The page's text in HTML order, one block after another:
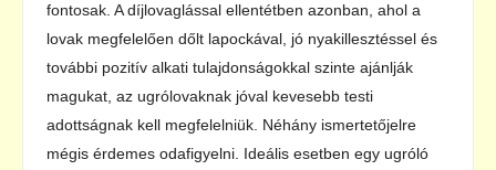
fontosak. A díjlovaglással ellentétben azonban, ahol a
lovak megfelelően dőlt lapockával, jó nyakillesztéssel és
további pozitív alkati tulajdonságokkal szinte ajánlják
magukat, az ugrólovaknak jóval kevesebb testi
adottságnak kell megfelelniük. Néhány ismertetőjelre
mégis érdemes odafigyelni. Ideális esetben egy ugróló